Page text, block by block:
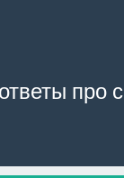
про